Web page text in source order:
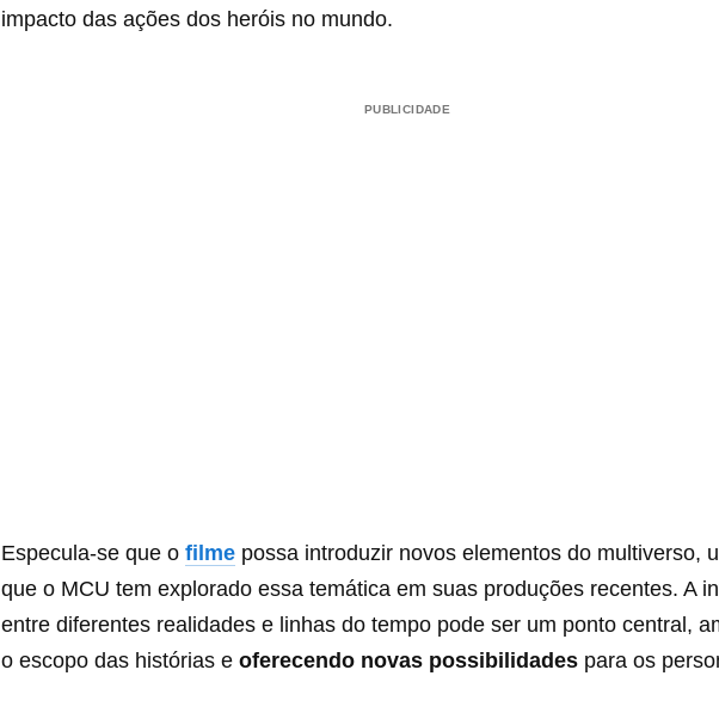
impacto das ações dos heróis no mundo.
PUBLICIDADE
Especula-se que o filme possa introduzir novos elementos do multiverso,
que o MCU tem explorado essa temática em suas produções recentes. A
entre diferentes realidades e linhas do tempo pode ser um ponto central,
o escopo das histórias e oferecendo novas possibilidades para os